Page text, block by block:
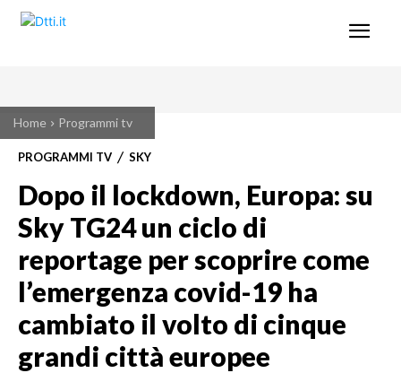
Home Programmi tv
PROGRAMMI TV SKY
Dopo il lockdown, Europa: su
Sky TG24 un ciclo di
reportage per scoprire come
l’emergenza covid-19 ha
cambiato il volto di cinque
grandi città europee